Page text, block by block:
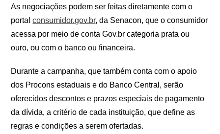
As negociações podem ser feitas diretamente com o
portalconsumidor.gov.br, da Senacon, que o consumidor
acessa por meio de conta Gov.br categoria prata ou
ouro, ou com o banco ou financeira.
Durante a campanha, que também conta com o apoio
dos Procons estaduais e do Banco Central, serão
oferecidos descontos e prazos especiais de pagamento
da dívida, a critério de cada instituição, que define as
regras e condições a serem ofertadas.